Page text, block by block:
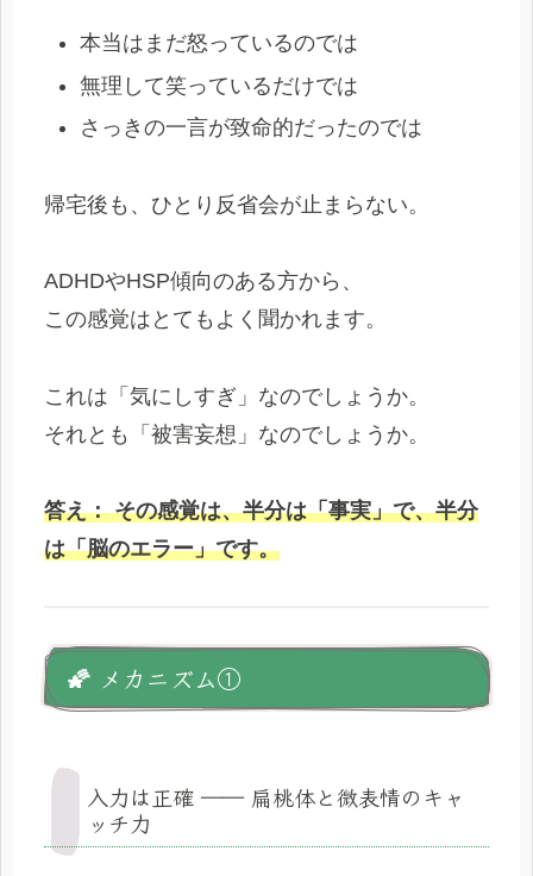
本当はまだ怒っているのでは
無理して笑っているだけでは
さっきの一言が致命的だったのでは
帰宅後も、ひとり反省会が止まらない。
ADHDやHSP傾向のある方から、
この感覚はとてもよく聞かれます。
これは「気にしすぎ」なのでしょうか。
それとも「被害妄想」なのでしょうか。
答え：その感覚は、半分は「事実」で、半分
は「脳のエラー」です。
🌠 メカニズム①
入力は正確 ―― 扁桃体と微表情のキャ
ッチ力